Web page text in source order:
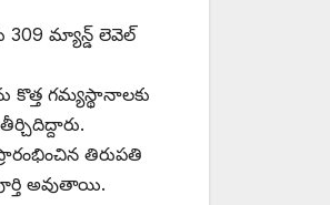
309 మ్యాన్డ్ ‌లెవెల్‌
కొత్త గమ్యస్థానాలకు
తిరుపతి
అవుతాయి.